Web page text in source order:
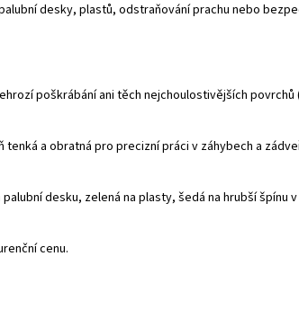
desky, plastů, odstraňování prachu nebo
poškrábání ani těch nejchoulostivějších povrchů
a obratná pro precizní práci v záhybech a
desku, zelená na plasty, šedá na hrubší špínu v
cenu.